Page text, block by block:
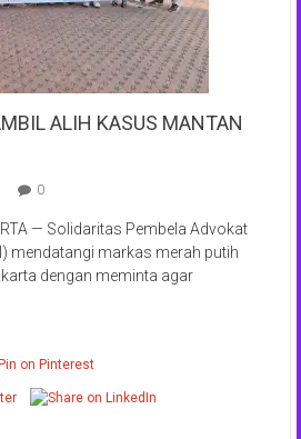
ALIH KASUS MANTAN
0
— Solidaritas Pembela Advokat
mendatangi markas merah putih
dengan meminta agar